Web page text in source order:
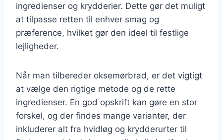
ingredienser og krydderier. Dette gør det muligt
at tilpasse retten til enhver smag og
præference, hvilket gør den ideel til festlige
lejligheder.
Når man tilbereder oksemørbrad, er det vigtigt
at vælge den rigtige metode og de rette
ingredienser. En god opskrift kan gøre en stor
forskel, og der findes mange varianter, der
inkluderer alt fra hvidløg og krydderurter til